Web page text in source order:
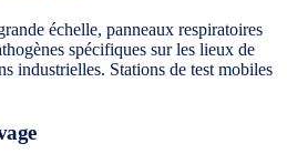
échelle, panneaux respiratoires
spécifiques sur les lieux de
industrielles. Stations de test mobiles